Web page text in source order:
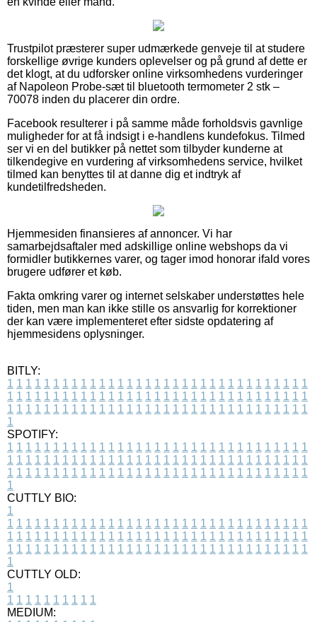
Trustpilot præsterer super udmærkede genveje til at studere
forskellige øvrige kunders oplevelser og på grund af dette er
det klogt, at du udforsker online virksomhedens vurderinger
af Napoleon Probe-sæt til bluetooth termometer 2 stk –
70078 inden du placerer din ordre.
Facebook resulterer i på samme måde forholdsvis gavnlige
muligheder for at få indsigt i e-handlens kundefokus. Tilmed
ser vi en del butikker på nettet som tilbyder kunderne at
tilkendegive en vurdering af virksomhedens service, hvilket
tilmed kan benyttes til at danne dig et indtryk af
kundetilfredsheden.
Hjemmesiden finansieres af annoncer. Vi har
samarbejdsaftaler med adskillige online webshops da vi
formidler butikkernes varer, og tager imod honorar ifald vores
brugere udfører et køb.
Fakta omkring varer og internet selskaber understøttes hele
tiden, men man kan ikke stille os ansvarlig for korrektioner
der kan være implementeret efter sidste opdatering af
hjemmesidens oplysninger.
BITLY:
1 1 1 1 1 1 1 1 1 1 1 1 1 1 1 1 1 1 1 1 1 1 1 1 1 1 1 1 1 1 1 1 1
1 1 1 1 1 1 1 1 1 1 1 1 1 1 1 1 1 1 1 1 1 1 1 1 1 1 1 1 1 1 1 1 1
1 1 1 1 1 1 1 1 1 1 1 1 1 1 1 1 1 1 1 1 1 1 1 1 1 1 1 1 1 1 1 1 1
1
SPOTIFY:
1 1 1 1 1 1 1 1 1 1 1 1 1 1 1 1 1 1 1 1 1 1 1 1 1 1 1 1 1 1 1 1 1
1 1 1 1 1 1 1 1 1 1 1 1 1 1 1 1 1 1 1 1 1 1 1 1 1 1 1 1 1 1 1 1 1
1 1 1 1 1 1 1 1 1 1 1 1 1 1 1 1 1 1 1 1 1 1 1 1 1 1 1 1 1 1 1 1 1
1
CUTTLY BIO:
1
1 1 1 1 1 1 1 1 1 1 1 1 1 1 1 1 1 1 1 1 1 1 1 1 1 1 1 1 1 1 1 1 1
1 1 1 1 1 1 1 1 1 1 1 1 1 1 1 1 1 1 1 1 1 1 1 1 1 1 1 1 1 1 1 1 1
1 1 1 1 1 1 1 1 1 1 1 1 1 1 1 1 1 1 1 1 1 1 1 1 1 1 1 1 1 1 1 1 1
1
CUTTLY OLD:
1
1 1 1 1 1 1 1 1 1 1
MEDIUM: